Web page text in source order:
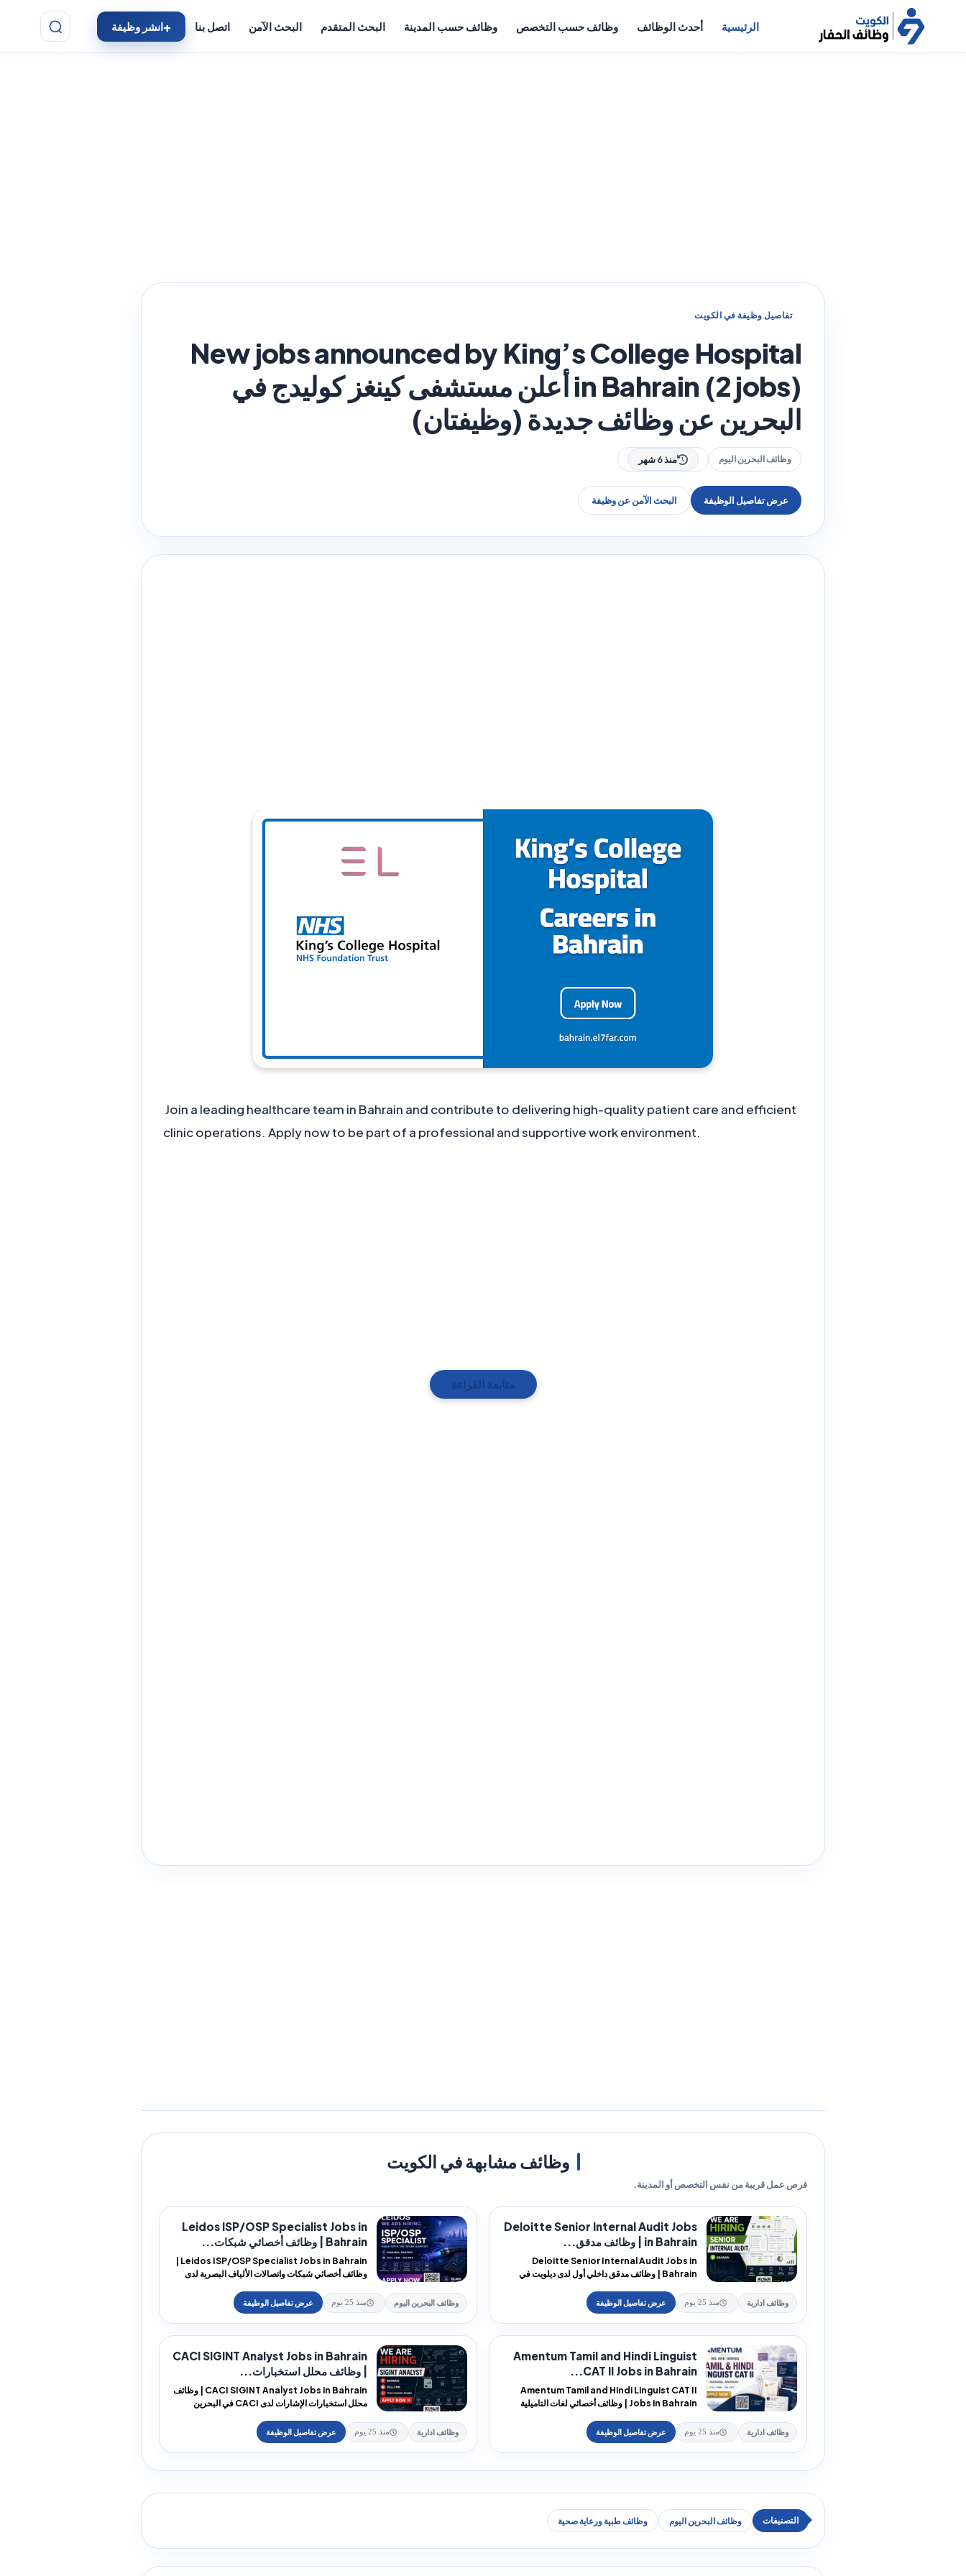
الرئيسية أحدث الوظائف وظائف حسب التخصص وظائف حسب المدينة البحث المتقدم البحث الآمن اتصل بنا انشر وظيفة
تفاصيل وظيفة في الكويت
New jobs announced by King’s College Hospital
in Bahrain (2 jobs) أعلن مستشفى كينغز كوليدج في
البحرين عن وظائف جديدة (وظيفتان)
وظائف البحرين اليوم منذ 6 شهر
عرض تفاصيل الوظيفة البحث الآمن عن وظيفة
Join a leading healthcare team in Bahrain and contribute to delivering high-quality patient care and efficient
clinic operations. Apply now to be part of a professional and supportive work environment.
متابعة القراءة
وظائف مشابهة في الكويت
فرص عمل قريبة من نفس التخصص أو المدينة.
Deloitte Senior Internal Audit Jobs
in Bahrain | وظائف مدقق...
Deloitte Senior Internal Audit Jobs in
Bahrain | وظائف مدقق داخلي أول لدى ديلويت في
وظائف ادارية منذ 25 يوم
Leidos ISP/OSP Specialist Jobs in
Bahrain | وظائف أخصائي شبكات...
Leidos ISP/OSP Specialist Jobs in Bahrain |
وظائف أخصائي شبكات واتصالات الألياف البصرية لدى
وظائف البحرين اليوم منذ 25 يوم
Amentum Tamil and Hindi Linguist
CAT II Jobs in Bahrain...
Amentum Tamil and Hindi Linguist CAT II
Jobs in Bahrain | وظائف أخصائي لغات التاميلية
وظائف ادارية منذ 25 يوم
CACI SIGINT Analyst Jobs in Bahrain
| وظائف محلل استخبارات...
CACI SIGINT Analyst Jobs in Bahrain | وظائف
محلل استخبارات الإشارات لدى CACI في البحرين
وظائف ادارية منذ 25 يوم
وظائف البحرين اليوم وظائف طبية ورعاية صحية